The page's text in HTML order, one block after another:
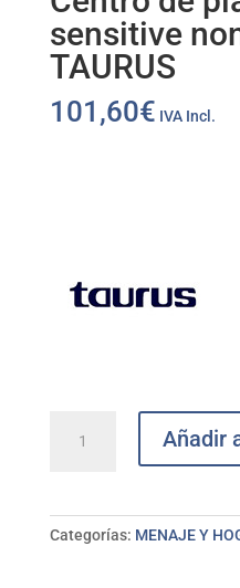
sensitive
TAURUS
101,60€ IVA Incl.
Añadir
Categorías: MENAJE Y